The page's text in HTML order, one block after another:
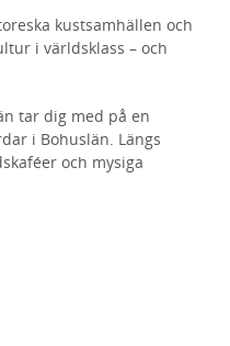
kustsamhällen och
i världsklass – och
tar dig med på en
i Bohuslän. Längs
och mysiga